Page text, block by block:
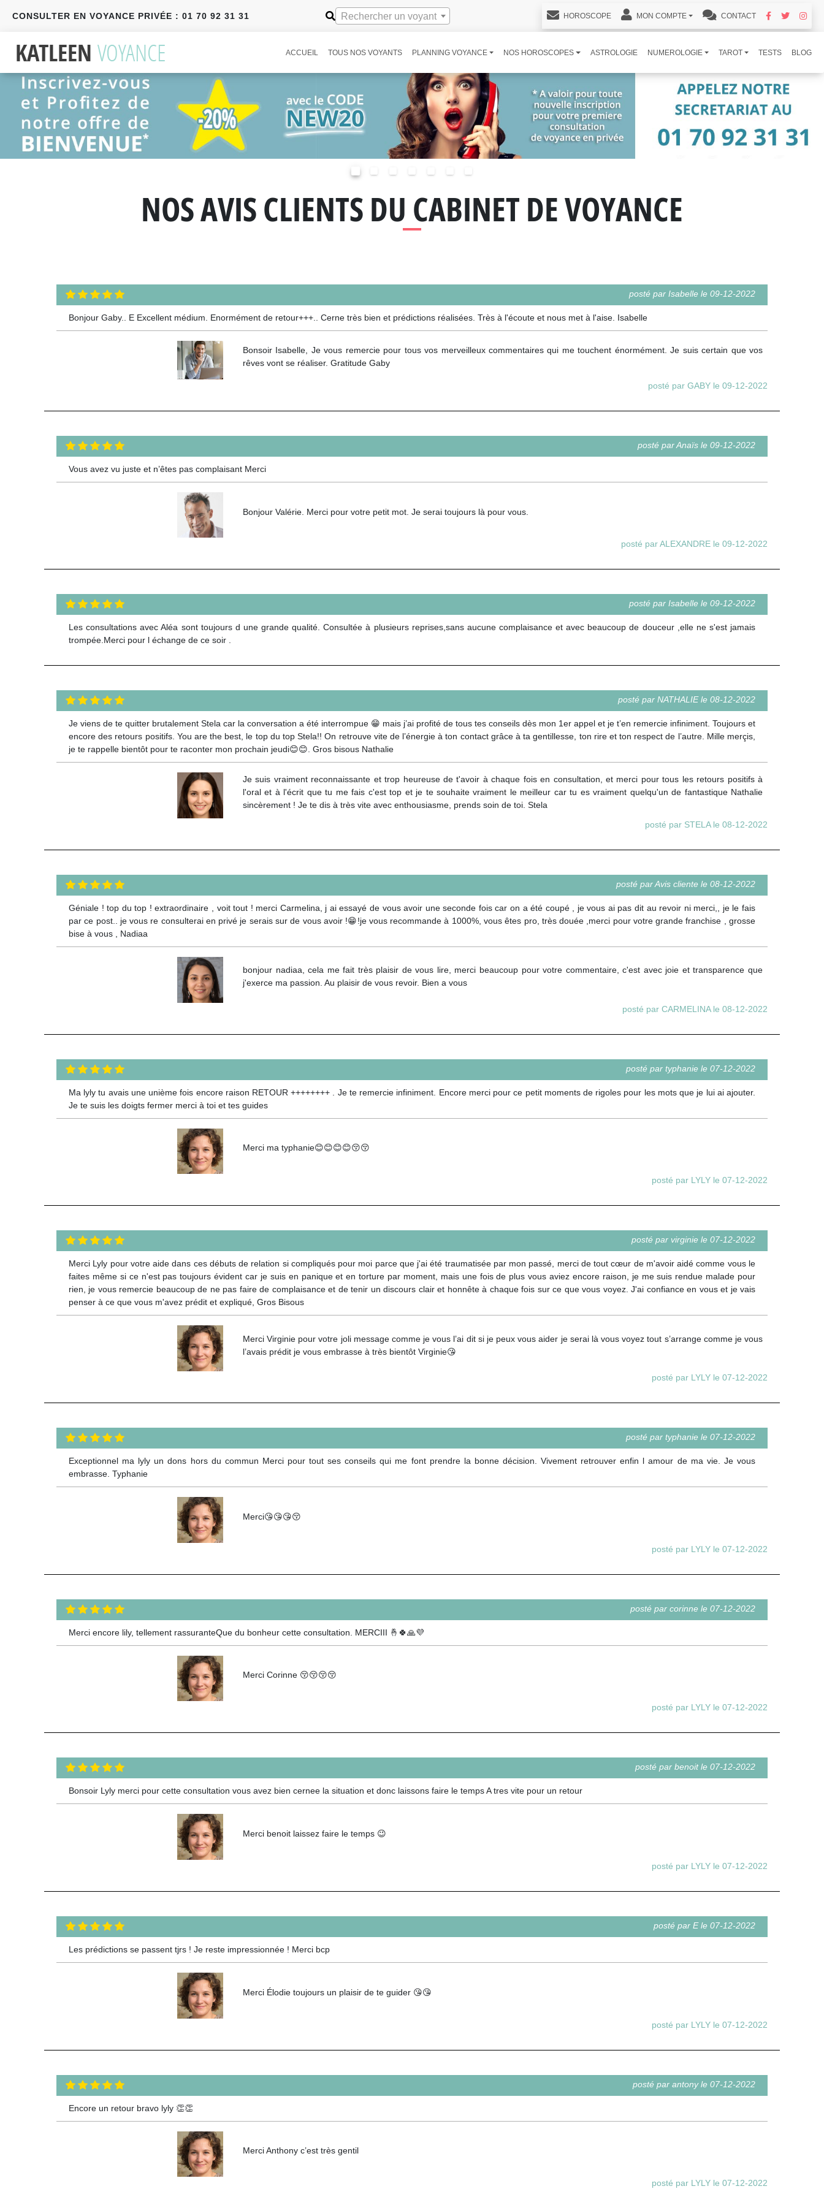
CONSULTER EN VOYANCE PRIVÉE : 01 70 92 31 31 Rechercher un voyant HOROSCOPE MON COMPTE CONTACT
ACCUEIL TOUS NOS VOYANTS PLANNING VOYANCE NOS HOROSCOPES ASTROLOGIE NUMEROLOGIE TAROT TESTS BLOG
NOS AVIS CLIENTS DU CABINET DE VOYANCE
posté par Isabelle le 09-12-2022
Bonjour Gaby.. E Excellent médium. Enormément de retour+++.. Cerne très bien et prédictions réalisées. Très à l'écoute et nous met à l'aise. Isabelle
Bonsoir Isabelle, Je vous remercie pour tous vos merveilleux commentaires qui me touchent énormément. Je suis certain que vos
rêves vont se réaliser. Gratitude Gaby
posté par GABY le 09-12-2022
posté par Anaïs le 09-12-2022
Vous avez vu juste et n’êtes pas complaisant Merci
Bonjour Valérie. Merci pour votre petit mot. Je serai toujours là pour vous.
posté par ALEXANDRE le 09-12-2022
posté par Isabelle le 09-12-2022
Les consultations avec Aléa sont toujours d une grande qualité. Consultée à plusieurs reprises,sans aucune complaisance et avec beaucoup de douceur ,elle ne s'est jamais
trompée.Merci pour l échange de ce soir .
posté par NATHALIE le 08-12-2022
Je viens de te quitter brutalement Stela car la conversation a été interrompue 😁 mais j’ai profité de tous tes conseils dès mon 1er appel et je t’en remercie infiniment. Toujours et
encore des retours positifs. You are the best, le top du top Stela!! On retrouve vite de l’énergie à ton contact grâce à ta gentillesse, ton rire et ton respect de l’autre. Mille merçis,
je te rappelle bientôt pour te raconter mon prochain jeudi😊😊. Gros bisous Nathalie
Je suis vraiment reconnaissante et trop heureuse de t'avoir à chaque fois en consultation, et merci pour tous les retours positifs à
l'oral et à l'écrit que tu me fais c'est top et je te souhaite vraiment le meilleur car tu es vraiment quelqu'un de fantastique Nathalie
sincèrement ! Je te dis à très vite avec enthousiasme, prends soin de toi. Stela
posté par STELA le 08-12-2022
posté par Avis cliente le 08-12-2022
Géniale ! top du top ! extraordinaire , voit tout ! merci Carmelina, j ai essayé de vous avoir une seconde fois car on a été coupé , je vous ai pas dit au revoir ni merci,, je le fais
par ce post.. je vous re consulterai en privé je serais sur de vous avoir !😁!je vous recommande à 1000%, vous êtes pro, très douée ,merci pour votre grande franchise , grosse
bise à vous , Nadiaa
bonjour nadiaa, cela me fait très plaisir de vous lire, merci beaucoup pour votre commentaire, c'est avec joie et transparence que
j'exerce ma passion. Au plaisir de vous revoir. Bien a vous
posté par CARMELINA le 08-12-2022
posté par typhanie le 07-12-2022
Ma lyly tu avais une unième fois encore raison RETOUR ++++++++ . Je te remercie infiniment. Encore merci pour ce petit moments de rigoles pour les mots que je lui ai ajouter.
Je te suis les doigts fermer merci à toi et tes guides
Merci ma typhanie😊😊😊😊😚😚
posté par LYLY le 07-12-2022
posté par virginie le 07-12-2022
Merci Lyly pour votre aide dans ces débuts de relation si compliqués pour moi parce que j'ai été traumatisée par mon passé, merci de tout cœur de m'avoir aidé comme vous le
faites même si ce n'est pas toujours évident car je suis en panique et en torture par moment, mais une fois de plus vous aviez encore raison, je me suis rendue malade pour
rien, je vous remercie beaucoup de ne pas faire de complaisance et de tenir un discours clair et honnête à chaque fois sur ce que vous voyez. J'ai confiance en vous et je vais
penser à ce que vous m'avez prédit et expliqué, Gros Bisous
Merci Virginie pour votre joli message comme je vous l’ai dit si je peux vous aider je serai là vous voyez tout s’arrange comme je vous
l’avais prédit je vous embrasse à très bientôt Virginie😘
posté par LYLY le 07-12-2022
posté par typhanie le 07-12-2022
Exceptionnel ma lyly un dons hors du commun Merci pour tout ses conseils qui me font prendre la bonne décision. Vivement retrouver enfin l amour de ma vie. Je vous
embrasse. Typhanie
Merci😘😘😘😚
posté par LYLY le 07-12-2022
posté par corinne le 07-12-2022
Merci encore lily, tellement rassuranteQue du bonheur cette consultation. MERCIII 🤞🍀🙏💜
Merci Corinne 😚😚😚😚
posté par LYLY le 07-12-2022
posté par benoit le 07-12-2022
Bonsoir Lyly merci pour cette consultation vous avez bien cernee la situation et donc laissons faire le temps A tres vite pour un retour
Merci benoit laissez faire le temps 😉
posté par LYLY le 07-12-2022
posté par E le 07-12-2022
Les prédictions se passent tjrs ! Je reste impressionnée ! Merci bcp
Merci Élodie toujours un plaisir de te guider 😘😘
posté par LYLY le 07-12-2022
posté par antony le 07-12-2022
Encore un retour bravo lyly 👏👏
Merci Anthony c’est très gentil
posté par LYLY le 07-12-2022